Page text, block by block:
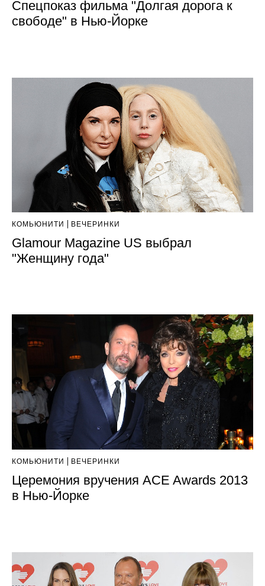
Спецпоказ фильма "Долгая дорога к
свободе" в Нью-Йорке
КОМЬЮНИТИ ВЕЧЕРИНКИ
Glamour Magazine US выбрал
"Женщину года"
КОМЬЮНИТИ ВЕЧЕРИНКИ
Церемония вручения ACE Awards 2013
в Нью-Йорке